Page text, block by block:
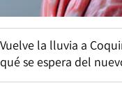
Vuelve la lluvia a
qué se espera del